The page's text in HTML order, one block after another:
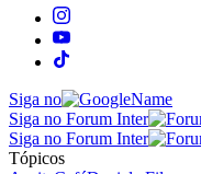
Siga no
Siga no Forum Inter
Siga no Forum Inter
Tópicos